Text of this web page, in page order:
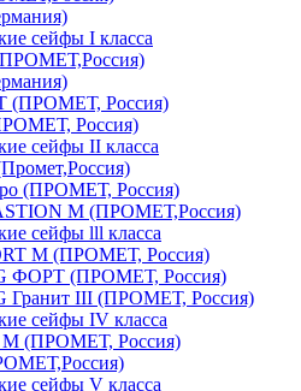
сейфы I класса
Россия)
Россия)
сейфы II класса
(ПРОМЕТ, Россия)
M (ПРОМЕТ,Россия)
сейфы lll класса
M (ПРОМЕТ, Россия)
ФОРТ (ПРОМЕТ, Россия)
Гранит III (ПРОМЕТ, Россия)
сейфы IV класса
(ПРОМЕТ, Россия)
сейфы V класса